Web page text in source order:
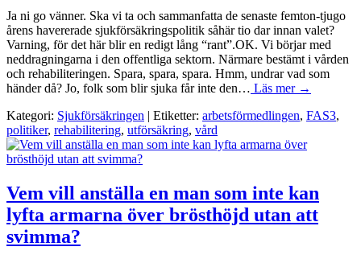
Ja ni go vänner. Ska vi ta och sammanfatta de senaste femton-tjugo
årens havererade sjukförsäkringspolitik såhär tio dar innan valet?
Varning, för det här blir en redigt lång “rant”.OK. Vi börjar med
neddragningarna i den offentliga sektorn. Närmare bestämt i vården
och rehabiliteringen. Spara, spara, spara. Hmm, undrar vad som
händer då? Jo, folk som blir sjuka får inte den… Läs mer →
Kategori: Sjukförsäkringen | Etiketter: arbetsförmedlingen, FAS3,
politiker, rehabilitering, utförsäkring, vård
Vem vill anställa en man som inte kan
lyfta armarna över brösthöjd utan att
svimma?